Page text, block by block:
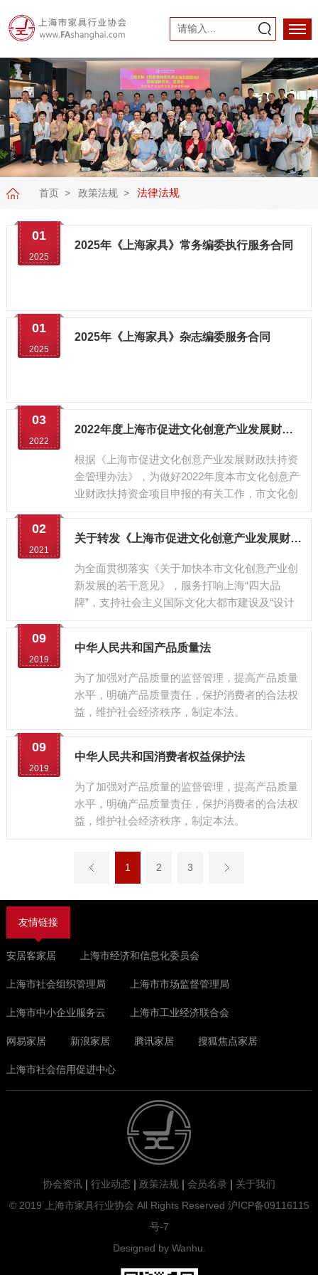
首页 政策法规 法律法规
01
2025
2025年《上海家具》常务编委执行服务合同
01
2025
2025年《上海家具》杂志编委服务合同
03
2022
2022年度上海市促进文化创意产业发展财政扶持资金项目申报指南
根据《上海市促进文化创意产业发展财政扶持资
金管理办法》，为做好2022年度本市文化创意产
业财政扶持资金项目申报的有关工作，市文化创
报指南》，现印发给你们。
02
2021
关于转发《上海市促进文化创意产业发展财政扶持资金项目申报指南》的通知
为全面贯彻落实《关于加快本市文化创意产业创
新发展的若干意见》，服务打响上海“四大品
牌”，支持社会主义国际文化大都市建设及“设计
09
2019
中华人民共和国产品质量法
为了加强对产品质量的监督管理，提高产品质量
水平，明确产品质量责任，保护消费者的合法权
益，维护社会经济秩序，制定本法。
09
2019
中华人民共和国消费者权益保护法
为了加强对产品质量的监督管理，提高产品质量
水平，明确产品质量责任，保护消费者的合法权
益，维护社会经济秩序，制定本法。
上一页
1 2 3
下一页
友情链接
安居客家居 上海市经济和信息化委员会
上海市社会组织管理局 上海市市场监督管理局
上海市中小企业服务云 上海市工业经济联合会
网易家居 新浪家居 腾讯家居 搜狐焦点家居
上海市社会信用促进中心
协会资讯 行业动态 政策法规 会员名录
关于我们
© 2019 上海市家具行业协会 All Rights Reserved 沪ICP备09116115
号-7
Designed by Wanhu.